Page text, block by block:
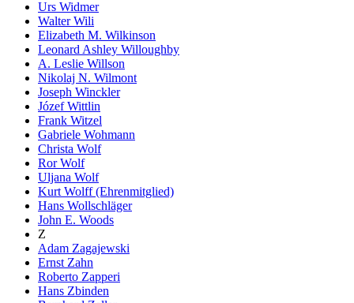
Urs Widmer
Walter Wili
Elizabeth M. Wilkinson
Leonard Ashley Willoughby
A. Leslie Willson
Nikolaj N. Wilmont
Joseph Winckler
Józef Wittlin
Frank Witzel
Gabriele Wohmann
Christa Wolf
Ror Wolf
Uljana Wolf
Kurt Wolff (Ehrenmitglied)
Hans Wollschläger
John E. Woods
Z
Adam Zagajewski
Ernst Zahn
Roberto Zapperi
Hans Zbinden